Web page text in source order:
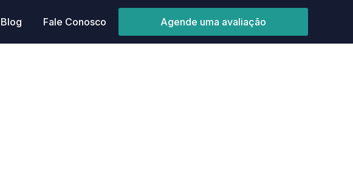
Blog Fale Conosco Agende uma avaliação